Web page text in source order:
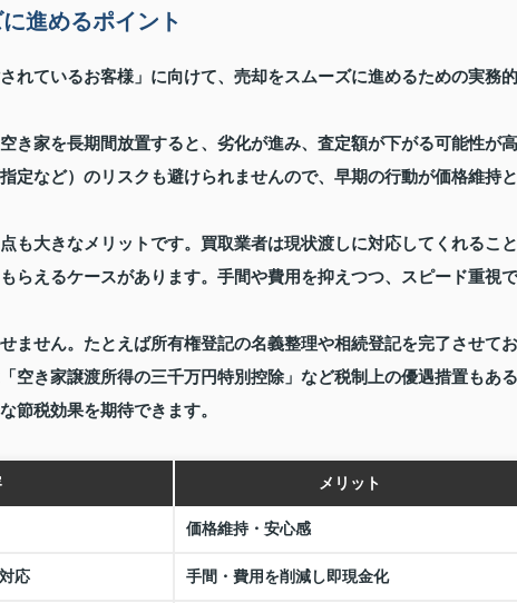
進めるポイント
れているお客様」に向けて、売却をスムーズに進めるための実務的
き家を長期間放置すると、劣化が進み、査定額が下がる可能性が高
定など）のリスクも避けられませんので、早期の行動が価格維持と
も大きなメリットです。買取業者は現状渡しに対応してくれること
らえるケースがあります。手間や費用を抑えつつ、スピード重視で
ません。たとえば所有権登記の名義整理や相続登記を完了させてお
空き家譲渡所得の三千万円特別控除」など税制上の優遇措置もある
節税効果を期待できます。
メリット
価格維持・安心感
応 手間・費用を削減し即現金化